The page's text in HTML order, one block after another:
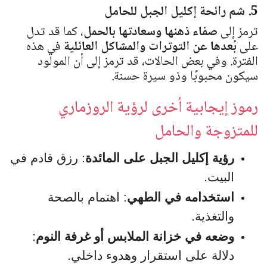
5. شم رائحة إكليل الجبل للحامل
ترمز إلىصفاء ذهنها وسعادتها بالحمل، كما قد تدل
علىبُعدها عن التوترات والمشاكل العائليةفي هذه
الفترة. وفي بعض الحالات، قد ترمز إلى أن المولود
سيكون محبوبًا وذو سيرة حسنة.
رموز إيجابية أخرى لرؤية الروزماري
للمتزوجة والحامل
رؤية إكليل الجبل على المائدة: رزق قادم في
البيت.
استخدامه في الطهي: اهتمام بالصحة
والتغذية.
وضعه في خزانة الملابس أو غرفة النوم:
دلالة على استقرار وهدوء داخلي.